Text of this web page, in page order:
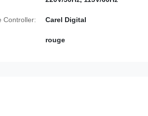
Controller: Carel Digital
rouge